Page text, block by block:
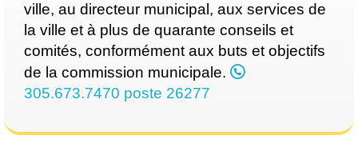
ville, au directeur municipal, aux services de
la ville et à plus de quarante conseils et
comités, conformément aux buts et objectifs
de la commission municipale.
305.673.7470 poste 26277